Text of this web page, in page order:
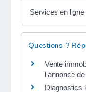
Services en
Questions ?
Vente
l'annonce
Diagnostics